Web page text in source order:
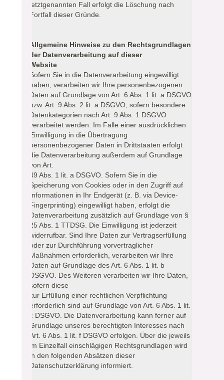
letztgenannten Fall erfolgt die Löschung nach
Fortfall dieser Gründe.
Allgemeine Hinweise zu den Rechtsgrundlagen
der Datenverarbeitung auf dieser
Website
Sofern Sie in die Datenverarbeitung eingewilligt
haben, verarbeiten wir Ihre personenbezogenen
Daten auf Grundlage von Art. 6 Abs. 1 lit. a DSGVO
bzw. Art. 9 Abs. 2 lit. a DSGVO, sofern besondere
Datenkategorien nach Art. 9 Abs. 1 DSGVO
verarbeitet werden. Im Falle einer ausdrücklichen
Einwilligung in die Übertragung
personenbezogener Daten in Drittstaaten erfolgt
die Datenverarbeitung außerdem auf Grundlage
von Art.
49 Abs. 1 lit. a DSGVO. Sofern Sie in die
Speicherung von Cookies oder in den Zugriff auf
Informationen in Ihr Endgerät (z. B. via Device-
Fingerprinting) eingewilligt haben, erfolgt die
Datenverarbeitung zusätzlich auf Grundlage von §
25 Abs. 1 TTDSG. Die Einwilligung ist jederzeit
widerrufbar. Sind Ihre Daten zur Vertragserfüllung
oder zur Durchführung vorvertraglicher
Maßnahmen erforderlich, verarbeiten wir Ihre
Daten auf Grundlage des Art. 6 Abs. 1 lit. b
DSGVO. Des Weiteren verarbeiten wir Ihre Daten,
sofern diese
zur Erfüllung einer rechtlichen Verpflichtung
erforderlich sind auf Grundlage von Art. 6 Abs. 1 lit.
c DSGVO. Die Datenverarbeitung kann ferner auf
Grundlage unseres berechtigten Interesses nach
Art. 6 Abs. 1 lit. f DSGVO erfolgen. Über die jeweils
im Einzelfall einschlägigen Rechtsgrundlagen wird
in den folgenden Absätzen dieser
Datenschutzerklärung informiert.